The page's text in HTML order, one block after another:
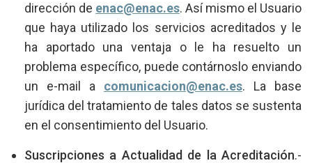
dirección de enac@enac.es. Así mismo el Usuario
que haya utilizado los servicios acreditados y le
ha aportado una ventaja o le ha resuelto un
problema específico, puede contárnoslo enviando
un e-mail a comunicacion@enac.es. La base
jurídica del tratamiento de tales datos se sustenta
en el consentimiento del Usuario.
Suscripciones a Actualidad de la Acreditación.-